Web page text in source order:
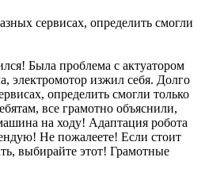
сервисах, определить смогли
Была проблема с актуатором
электромотор изжил себя. Долго
определить смогли только
все грамотно объяснили,
на ходу! Адаптация робота
Не пожалеете! Если стоит
выбирайте этот! Грамотные